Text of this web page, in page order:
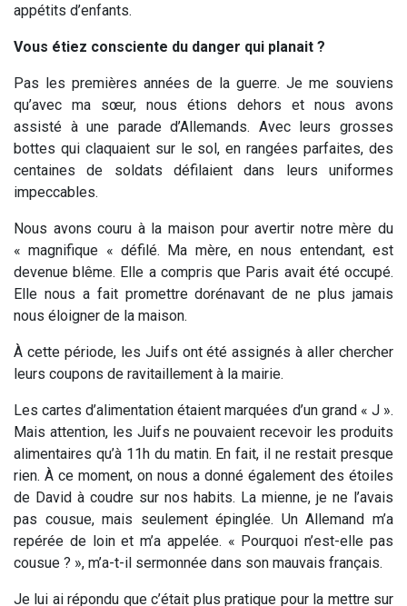
appétits d’enfants.
Vous étiez consciente du danger qui planait ?
Pas les premières années de la guerre. Je me souviens
qu’avec ma sœur, nous étions dehors et nous avons
assisté à une parade d’Allemands. Avec leurs grosses
bottes qui claquaient sur le sol, en rangées parfaites, des
centaines de soldats défilaient dans leurs uniformes
impeccables.
Nous avons couru à la maison pour avertir notre mère du
« magnifique « défilé. Ma mère, en nous entendant, est
devenue blême. Elle a compris que Paris avait été occupé.
Elle nous a fait promettre dorénavant de ne plus jamais
nous éloigner de la maison.
À cette période, les Juifs ont été assignés à aller chercher
leurs coupons de ravitaillement à la mairie.
Les cartes d’alimentation étaient marquées d’un grand « J ».
Mais attention, les Juifs ne pouvaient recevoir les produits
alimentaires qu’à 11h du matin. En fait, il ne restait presque
rien. À ce moment, on nous a donné également des étoiles
de David à coudre sur nos habits. La mienne, je ne l’avais
pas cousue, mais seulement épinglée. Un Allemand m’a
repérée de loin et m’a appelée. « Pourquoi n’est-elle pas
cousue ? », m’a-t-il sermonnée dans son mauvais français.
Je lui ai répondu que c’était plus pratique pour la mettre sur